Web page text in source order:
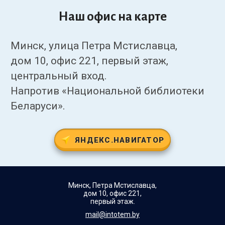
Наш офис на карте
Минск, улица Петра Мстиславца,
дом 10, офис 221, первый этаж,
центральный вход.
Напротив «Национальной библиотеки
Беларуси».
ЯНДЕКС.НАВИГАТОР
Минск, Петра Мстиславца,
дом 10, офис 221,
первый этаж.
mail@intotem.by